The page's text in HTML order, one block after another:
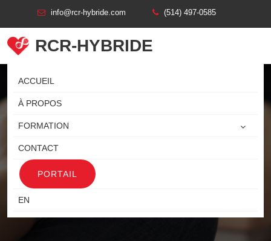
info@rcr-hybride.com (514) 497-0585
RCR-HYBRIDE
ACCUEIL
À PROPOS
FORMATION
CONTACT
PORTAIL
EN
FORMATION RCR LONGUEUIL